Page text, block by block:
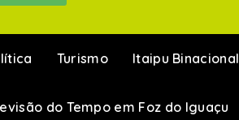
Turismo Itaipu Binacional
do Tempo em Foz do Iguaçu